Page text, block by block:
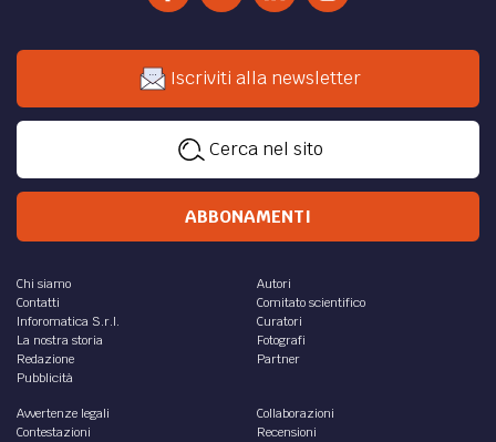
Iscriviti alla newsletter
Cerca nel sito
ABBONAMENTI
Chi siamo
Contatti
Inforomatica S.r.l.
La nostra storia
Redazione
Pubblicità
Autori
Comitato scientifico
Curatori
Fotografi
Partner
Avvertenze legali
Contestazioni
Collaborazioni
Recensioni